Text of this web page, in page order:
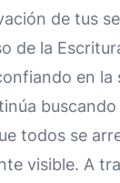
de tus
de la
en
todos se
visible. A